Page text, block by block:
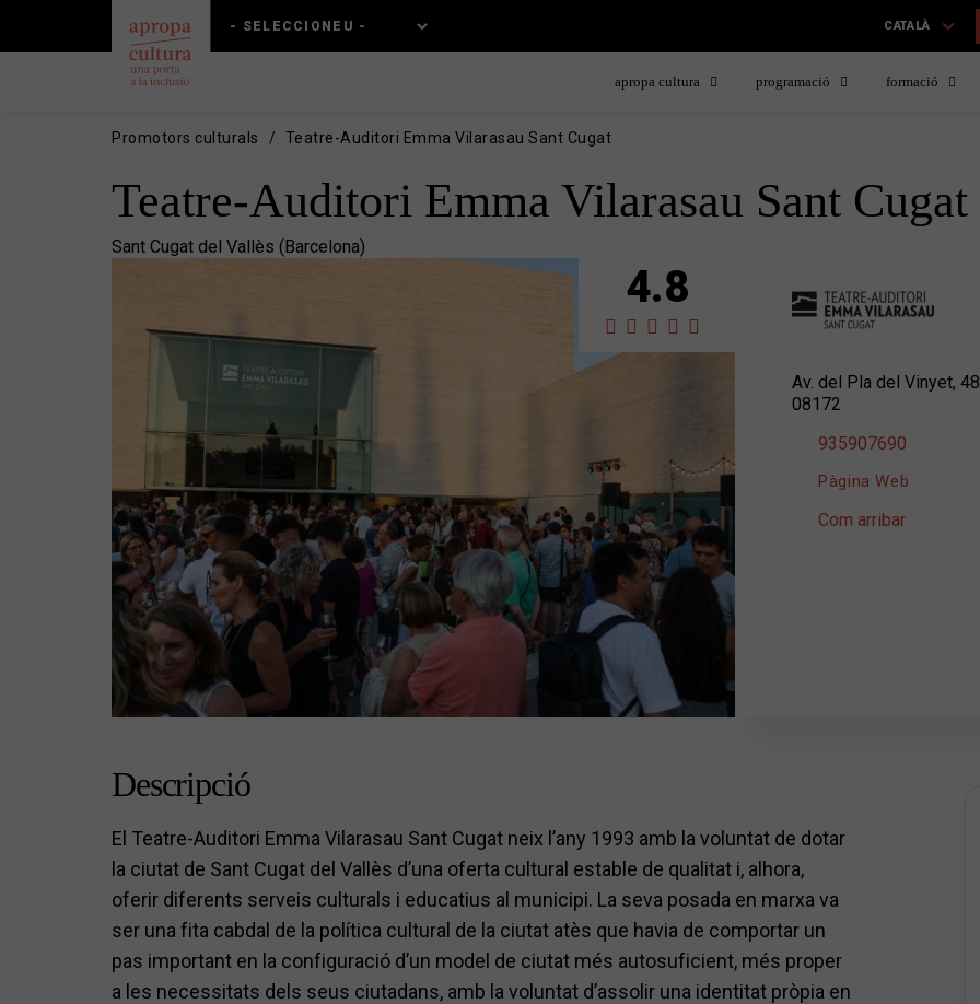
contingut
main
CATALÀ
apropa cultura programació formació
Promotors culturals Teatre-Auditori Emma Vilarasau Sant Cugat
Teatre-Auditori Emma Vilarasau Sant Cugat
Sant Cugat del Vallès (Barcelona)
4.8
Av. del Pla del Vinyet, 48
08172
935907690
Pàgina Web
Com arribar
Descripció
El Teatre-Auditori Emma Vilarasau Sant Cugat neix l’any 1993 amb la voluntat de dotar
la ciutat de Sant Cugat del Vallès d’una oferta cultural estable de qualitat i, alhora,
oferir diferents serveis culturals i educatius al municipi. La seva posada en marxa va
ser una fita cabdal de la política cultural de la ciutat atès que havia de comportar un
pas important en la configuració d’un model de ciutat més autosuficient, més proper
a les necessitats dels seus ciutadans, amb la voluntat d’assolir una identitat pròpia en